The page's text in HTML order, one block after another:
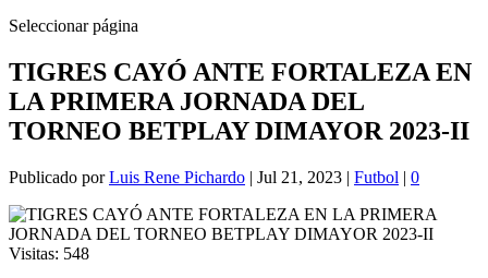
Seleccionar página
TIGRES CAYÓ ANTE FORTALEZA EN
LA PRIMERA JORNADA DEL
TORNEO BETPLAY DIMAYOR 2023-II
Publicado porLuis Rene Pichardo | Jul 21, 2023 | Futbol | 0
Visitas: 548